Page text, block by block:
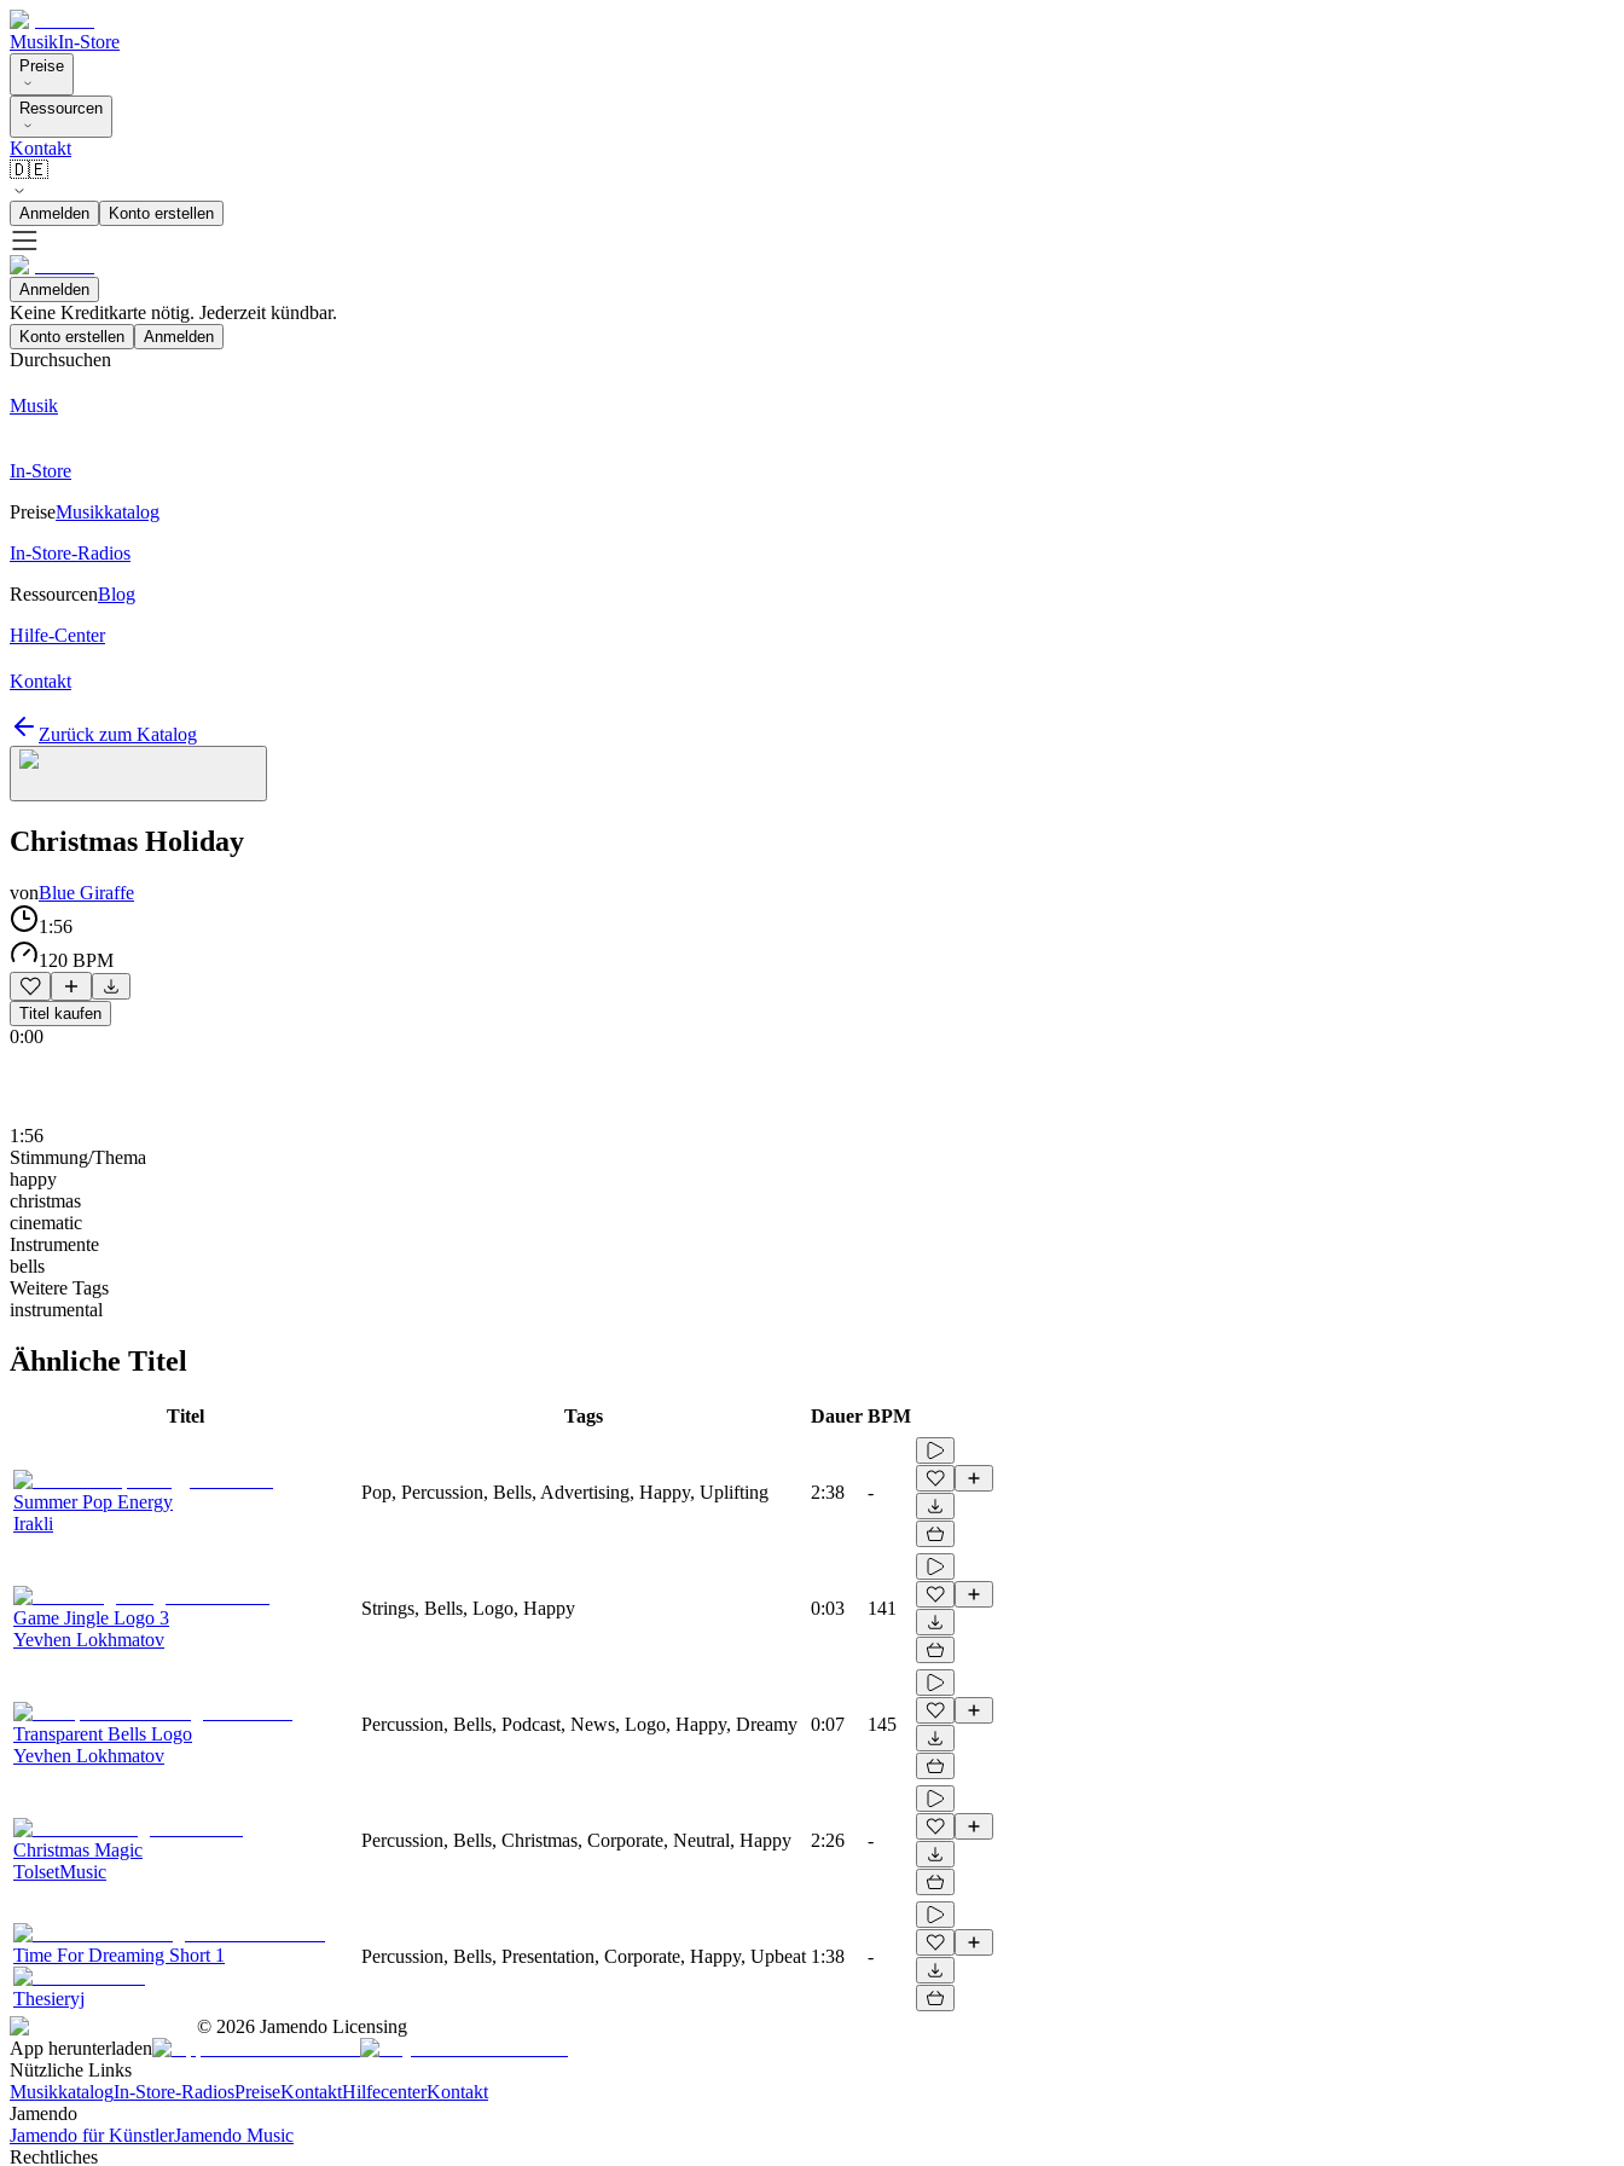
MusikIn-Store
Preise
Ressourcen
Kontakt
🇩🇪
Anmelden Konto erstellen
Anmelden
Keine Kreditkarte nötig. Jederzeit kündbar.
Konto erstellen Anmelden
Durchsuchen
Musik
In-Store
PreiseMusikkatalog
In-Store-Radios
RessourcenBlog
Hilfe-Center
Kontakt
Zurück zum Katalog
Christmas Holiday
vonBlue Giraffe
1:56
120 BPM
Titel kaufen
0:00
1:56
Stimmung/Thema
happy
christmas
cinematic
Instrumente
bells
Weitere Tags
instrumental
Ähnliche Titel
Titel Tags Dauer BPM
Summer Pop Energy
Irakli
Pop, Percussion, Bells, Advertising, Happy, Uplifting 2:38 -
Game Jingle Logo 3
Yevhen Lokhmatov
Strings, Bells, Logo, Happy 0:03 141
Transparent Bells Logo
Yevhen Lokhmatov
Percussion, Bells, Podcast, News, Logo, Happy, Dreamy 0:07 145
Christmas Magic
TolsetMusic
Percussion, Bells, Christmas, Corporate, Neutral, Happy 2:26 -
Time For Dreaming Short 1
Thesieryj
Percussion, Bells, Presentation, Corporate, Happy, Upbeat 1:38 -
© 2026 Jamendo Licensing
App herunterladen
Nützliche Links
MusikkatalogIn-Store-RadiosPreiseKontaktHilfecenterKontakt
Jamendo
Jamendo für KünstlerJamendo Music
Rechtliches